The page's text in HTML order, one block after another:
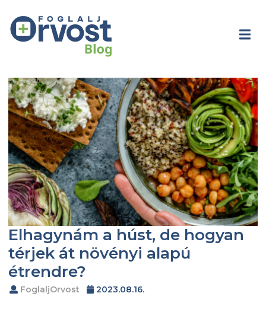
Elhagynám a húst, de hogyan
térjek át növényi alapú
étrendre?
FoglaljOrvost 2023.08.16.